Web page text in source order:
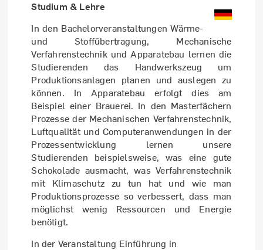
Studium & Lehre
In den Bachelorveranstaltungen Wärme-
und Stoffübertragung, Mechanische
Verfahrenstechnik und Apparatebau lernen die
Studierenden das Handwerkszeug um
Produktionsanlagen planen und auslegen zu
können. In Apparatebau erfolgt dies am
Beispiel einer Brauerei. In den Masterfächern
Prozesse der Mechanischen Verfahrenstechnik,
Luftqualität und Computeranwendungen in der
Prozessentwicklung lernen unsere
Studierenden beispielsweise, was eine gute
Schokolade ausmacht, was Verfahrenstechnik
mit Klimaschutz zu tun hat und wie man
Produktionsprozesse so verbessert, dass man
möglichst wenig Ressourcen und Energie
benötigt.
In der Veranstaltung Einführung in